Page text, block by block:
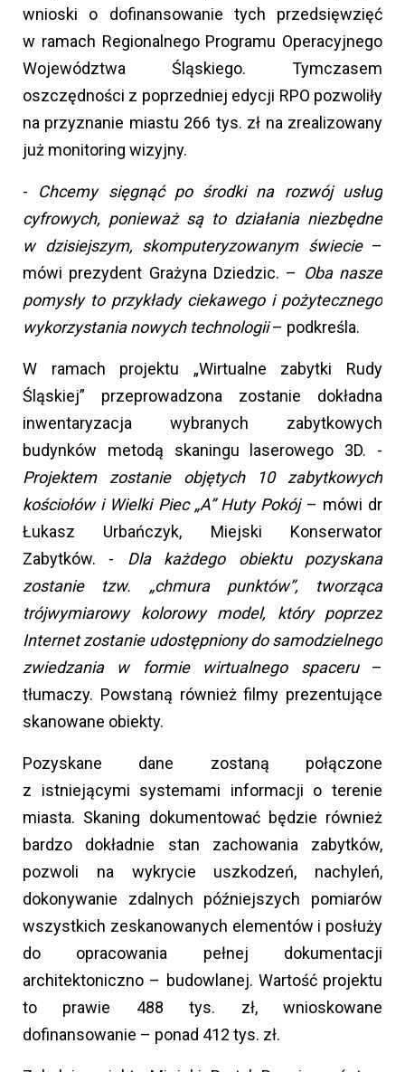
wnioski o dofinansowanie tych przedsięwzięć
w ramach Regionalnego Programu Operacyjnego
Województwa Śląskiego. Tymczasem
oszczędności z poprzedniej edycji RPO pozwoliły
na przyznanie miastu 266 tys. zł na zrealizowany
już monitoring wizyjny.
- Chcemy sięgnąć po środki na rozwój usług
cyfrowych, ponieważ są to działania niezbędne
w dzisiejszym, skomputeryzowanym świecie–
mówi prezydent Grażyna Dziedzic. – Oba nasze
pomysły to przykłady ciekawego i pożytecznego
wykorzystania nowych technologii– podkreśla.
W ramach projektu „Wirtualne zabytki Rudy
Śląskiej” przeprowadzona zostanie dokładna
inwentaryzacja wybranych zabytkowych
budynków metodą skaningu laserowego 3D. -
Projektem zostanie objętych 10 zabytkowych
kościołów i Wielki Piec „A” Huty Pokój– mówi dr
Łukasz Urbańczyk, Miejski Konserwator
Zabytków. - Dla każdego obiektu pozyskana
zostanie tzw. „chmura punktów”, tworząca
trójwymiarowy kolorowy model, który poprzez
Internet zostanie udostępniony do samodzielnego
zwiedzania w formie wirtualnego spaceru–
tłumaczy. Powstaną również filmy prezentujące
skanowane obiekty.
Pozyskane dane zostaną połączone
z istniejącymi systemami informacji o terenie
miasta. Skaning dokumentować będzie również
bardzo dokładnie stan zachowania zabytków,
pozwoli na wykrycie uszkodzeń, nachyleń,
dokonywanie zdalnych późniejszych pomiarów
wszystkich zeskanowanych elementów i posłuży
do opracowania pełnej dokumentacji
architektoniczno – budowlanej. Wartość projektu
to prawie 488 tys. zł, wnioskowane
dofinansowanie – ponad 412 tys. zł.